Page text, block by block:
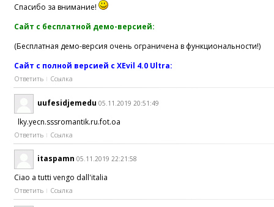
Спасибо за внимание!
Сайт с бесплатной демо-версией:
(Бесплатная демо-версия очень ограничена в функциональности!)
Сайт с полной версией с XEvil 4.0 Ultra:
Ответить Ссылка
uufesidjemedu 05.11.2019 20:51:49
lky.yecn.sssromantik.ru.fot.oa
Ответить Ссылка
itaspamn 05.11.2019 22:21:58
Ciao a tutti vengo dall'italia
Ответить Ссылка